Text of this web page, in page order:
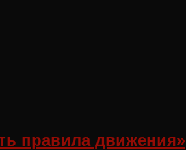
правила движения»